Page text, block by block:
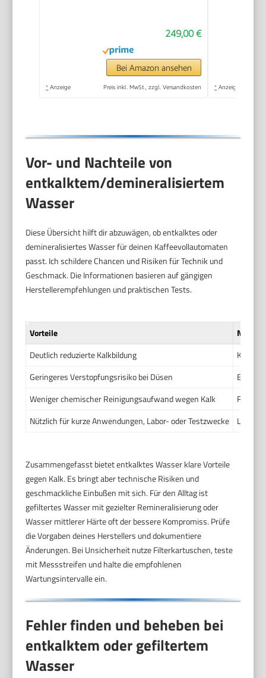
geeignet für jede
Küche, Camping,
Studentenapartment,
Schwarz - INKLUSIVE
249,00 €
Bei Amazon ansehen
* Anzeige Preis inkl. MwSt., zzgl. Versandkosten * Anzeige
Vor- und Nachteile von
entkalktem/demineralisiertem
Wasser
Diese Übersicht hilft dir abzuwägen, ob entkalktes oder
demineralisiertes Wasser für deinen Kaffeevollautomaten
passt. Ich schildere Chancen und Risiken für Technik und
Geschmack. Die Informationen basieren auf gängigen
Herstellerempfehlungen und praktischen Tests.
Vorteile
Deutlich reduzierte Kalkbildung
Kann
Geringeres Verstopfungsrisiko bei Düsen
Weniger chemischer Reinigungsaufwand wegen Kalk
Nützlich für kurze Anwendungen, Labor- oder Testzwecke
Zusammengefasst bietet entkalktes Wasser klare Vorteile
gegen Kalk. Es bringt aber technische Risiken und
geschmackliche Einbußen mit sich. Für den Alltag ist
gefiltertes Wasser mit gezielter Remineralisierung oder
Wasser mittlerer Härte oft der bessere Kompromiss. Prüfe
die Vorgaben deines Herstellers und dokumentiere
Änderungen. Bei Unsicherheit nutze Filterkartuschen, teste
mit Messstreifen und halte die empfohlenen
Wartungsintervalle ein.
Fehler finden und beheben bei
entkalktem oder gefiltertem
Wasser